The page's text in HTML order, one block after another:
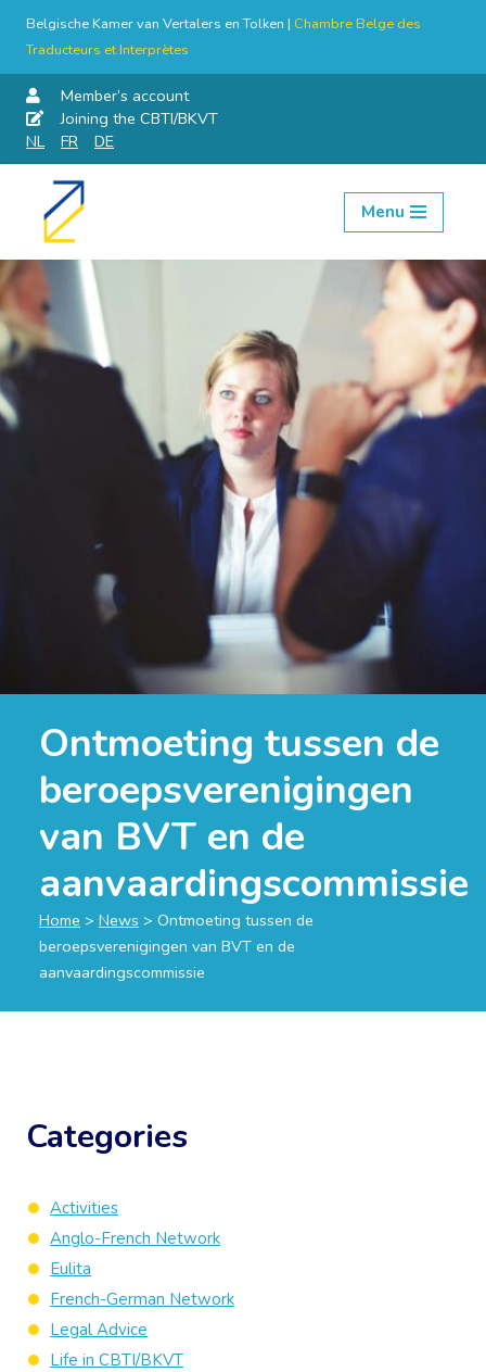
Belgische Kamer van Vertalers en Tolken | Chambre Belge des
Traducteurs et Interprètes
Member’s account
Joining the CBTI/BKVT
NL
FR DE
Skip
content
Menu
Ontmoeting tussen de
beroepsverenigingen
van BVT en de
aanvaardingscommissie
Home > News > Ontmoeting tussen de
beroepsverenigingen van BVT en de
aanvaardingscommissie
Categories
Activities
Anglo-French Network
Eulita
French-German Network
Legal Advice
Life in CBTI/BKVT